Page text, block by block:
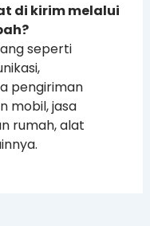
di kirim melalui
seperti
pengiriman
mobil, jasa
rumah, alat